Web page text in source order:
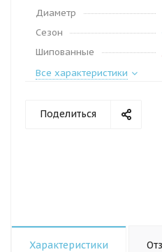
Диаметр
Сезон
Шипованные
Все характеристики
Поделиться
Характеристики